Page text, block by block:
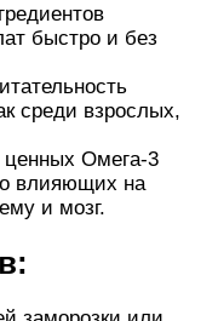
быстро и без
среди взрослых,
ценных Омега-3
влияющих на
и мозг.